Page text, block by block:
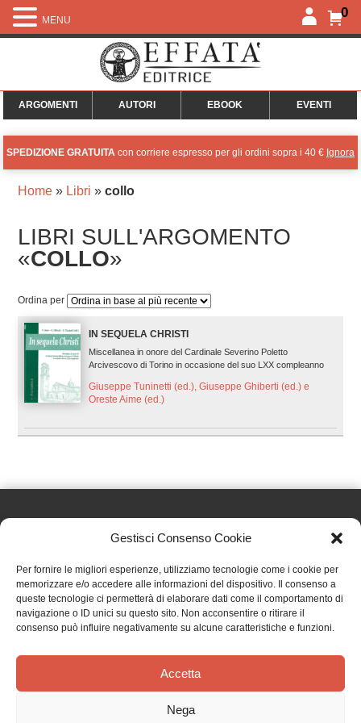
Gestisci Consenso Cookie
Per fornire le migliori esperienze, utilizziamo tecnologie come i cookie per
memorizzare e/o accedere alle informazioni del dispositivo. Il consenso a
queste tecnologie ci permetterà di elaborare dati come il comportamento di
navigazione o ID unici su questo sito. Non acconsentire o ritirare il
consenso può influire negativamente su alcune caratteristiche e funzioni.
Accetta
Nega
0
ARGOMENTI AUTORI EBOOK EVENTI
SPEDIZIONE GRATUITA con corriere espresso per gli ordini sopra i 40 € Ignora
Home» Libri » collo
LIBRI SULL'ARGOMENTO
«COLLO»
Ordina per
IN SEQUELA CHRISTI
Miscellanea in onore del Cardinale Severino Poletto
Arcivescovo di Torino in occasione del suo LXX compleanno
Giuseppe Tuninetti (ed.), Giuseppe Ghiberti (ed.) e
Oreste Aime (ed.)
Effatà Editrice di Pellegrino Paolo SAS
C.F. e P.IVA 09655250018
Via Tre Denti, 1 - 10060 Cantalupa (TO)
Telefono: (+39) 0121 353452 - Fax: (+39) 0121 353839
TERMINI E CONDIZIONI
MENU